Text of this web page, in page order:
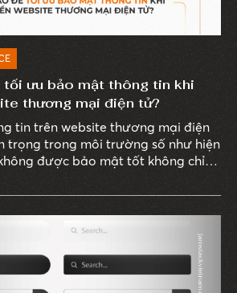
tối ưu bảo mật thông tin khi
thương mại điện tử?
tin trên website thương mại điện
trọng trong môi trường số như hiện
được bảo mật tốt không chỉ
những rủi ro nghiêm trọng như mất
chính và ảnh hưởng xấu đến uy tín